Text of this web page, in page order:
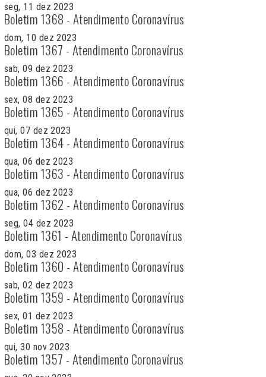
seg, 11 dez 2023
Boletim 1368 - Atendimento Coronavírus
dom, 10 dez 2023
Boletim 1367 - Atendimento Coronavírus
sab, 09 dez 2023
Boletim 1366 - Atendimento Coronavírus
sex, 08 dez 2023
Boletim 1365 - Atendimento Coronavírus
qui, 07 dez 2023
Boletim 1364 - Atendimento Coronavírus
qua, 06 dez 2023
Boletim 1363 - Atendimento Coronavírus
qua, 06 dez 2023
Boletim 1362 - Atendimento Coronavírus
seg, 04 dez 2023
Boletim 1361 - Atendimento Coronavírus
dom, 03 dez 2023
Boletim 1360 - Atendimento Coronavírus
sab, 02 dez 2023
Boletim 1359 - Atendimento Coronavírus
sex, 01 dez 2023
Boletim 1358 - Atendimento Coronavírus
qui, 30 nov 2023
Boletim 1357 - Atendimento Coronavírus